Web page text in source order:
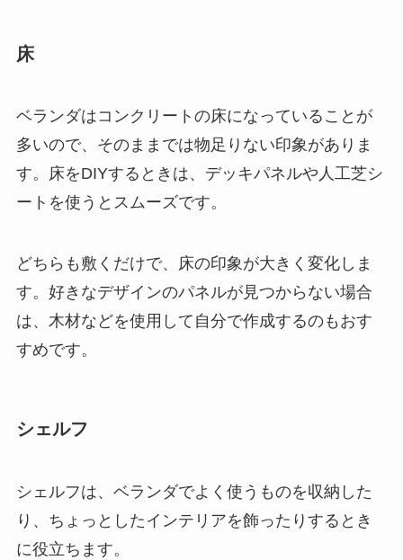
床
ベランダはコンクリートの床になっていることが
多いので、そのままでは物足りない印象がありま
す。
床をDIYするときは、デッキパネルや人工芝シ
ートを使うとスムーズです。
どちらも敷くだけで、床の印象が大きく変化しま
す。好きなデザインのパネルが見つからない場合
は、木材などを使用して自分で作成するのもおす
すめです。
シェルフ
シェルフは、ベランダでよく使うものを収納した
り、ちょっとしたインテリアを飾ったりするとき
に役立ちます。